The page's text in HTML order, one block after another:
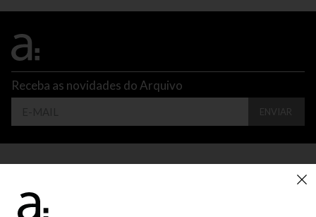
Receba as novidades do Arquivo
ENVIAR
CONTATO
ATENDIMENTO